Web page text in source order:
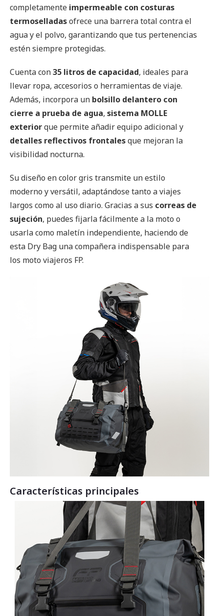
completamente impermeable con costuras
termoselladasofrece una barrera total contra el
agua y el polvo, garantizando que tus pertenencias
estén siempre protegidas.
Cuenta con35 litros de capacidad, ideales para
llevar ropa, accesorios o herramientas de viaje.
Además, incorpora un bolsillo delantero con
cierre a prueba de agua, sistema MOLLE
exteriorque permite añadir equipo adicional y
detalles reflectivos frontalesque mejoran la
visibilidad nocturna.
Su diseño en color gris transmite un estilo
moderno y versátil, adaptándose tanto a viajes
largos como al uso diario. Gracias a sus correas de
sujeción, puedes fijarla fácilmente a la moto o
usarla como maletín independiente, haciendo de
esta Dry Bag una compañera indispensable para
los moto viajeros FP.
Características principales